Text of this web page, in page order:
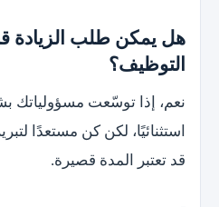
هل يمكن طلب الزيادة
التوظيف؟
نعم، إذا توسّعت مسؤولياتك
استثنائيًا، لكن كن مستعدًا
قد تعتبر المدة قصيرة.